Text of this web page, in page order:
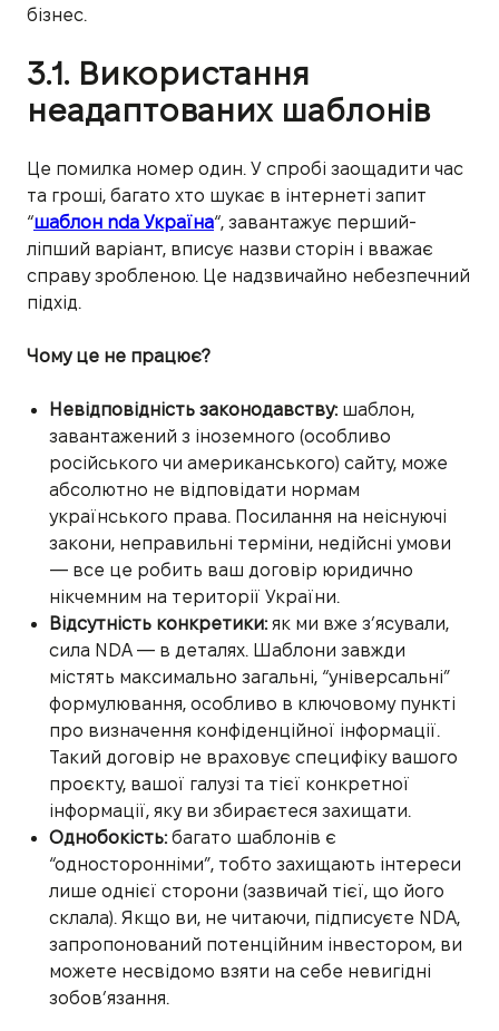
бізнес.
3.1. Використання
неадаптованих шаблонів
Це помилка номер один. У спробі заощадити час
та гроші, багато хто шукає в інтернеті запит
“шаблон nda Україна“, завантажує перший-
ліпший варіант, вписує назви сторін і вважає
справу зробленою. Це надзвичайно небезпечний
підхід.
Чому це не працює?
Невідповідність законодавству:шаблон,
завантажений з іноземного (особливо
російського чи американського) сайту, може
абсолютно не відповідати нормам
українського права. Посилання на неіснуючі
закони, неправильні терміни, недійсні умови
— все це робить ваш договір юридично
нікчемним на території України.
Відсутність конкретики:як ми вже з’ясували,
сила NDA — в деталях. Шаблони завжди
містять максимально загальні, “універсальні”
формулювання, особливо в ключовому пункті
про визначення конфіденційної інформації.
Такий договір не враховує специфіку вашого
проєкту, вашої галузі та тієї конкретної
інформації, яку ви збираєтеся захищати.
Однобокість:багато шаблонів є
“односторонніми”, тобто захищають інтереси
лише однієї сторони (зазвичай тієї, що його
склала). Якщо ви, не читаючи, підписуєте NDA,
запропонований потенційним інвестором, ви
можете несвідомо взяти на себе невигідні
зобов’язання.